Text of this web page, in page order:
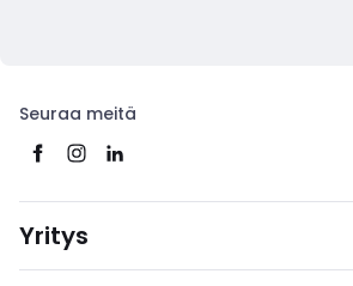
Seuraa meitä
Yritys